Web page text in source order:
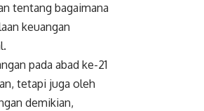
tentang bagaimana
keuangan
pada abad ke-21
tetapi juga oleh
demikian,